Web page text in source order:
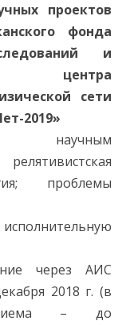
е
ы
н
к
у
р
Б
Р
Ф
Ф
И
н
0
о
проектов
фонда
и
центра
сети
2019»
научным
проблемы
через АИС
2018 г. (в
– до